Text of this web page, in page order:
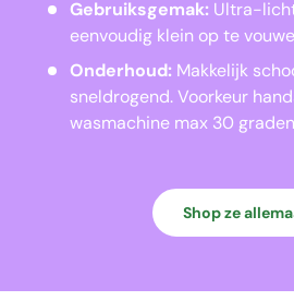
Gebruiksgemak: Ultra-
eenvoudig klein op te
Onderhoud: Makkelijk
sneldrogend. Voorkeur
wasmachine max 30
Shop ze